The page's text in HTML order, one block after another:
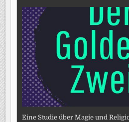
Eine Studie über Magie und